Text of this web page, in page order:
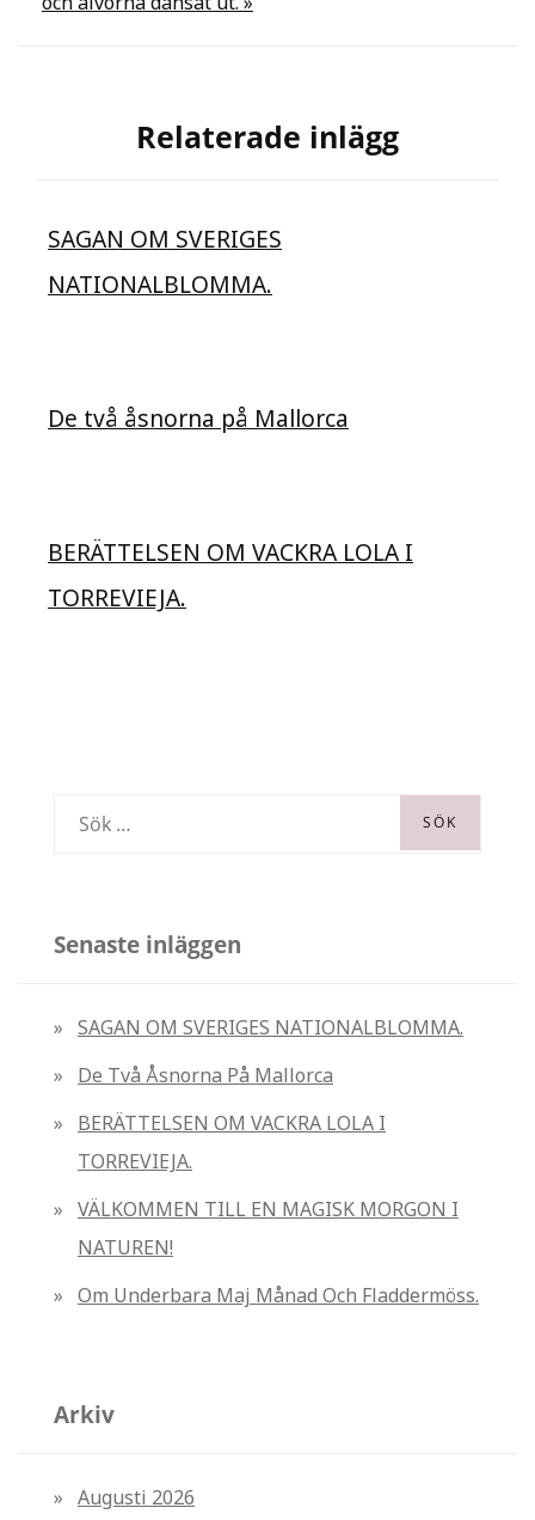
Relaterade inlägg
SAGAN OM SVERIGES
NATIONALBLOMMA.
De två åsnorna på Mallorca
BERÄTTELSEN OM VACKRA LOLA I
TORREVIEJA.
e
r
:
Senaste inläggen
SAGAN OM SVERIGES NATIONALBLOMMA.
De Två Åsnorna På Mallorca
BERÄTTELSEN OM VACKRA LOLA I
TORREVIEJA.
VÄLKOMMEN TILL EN MAGISK MORGON I
NATUREN!
Om Underbara Maj Månad Och Fladdermöss.
Arkiv
Augusti 2026